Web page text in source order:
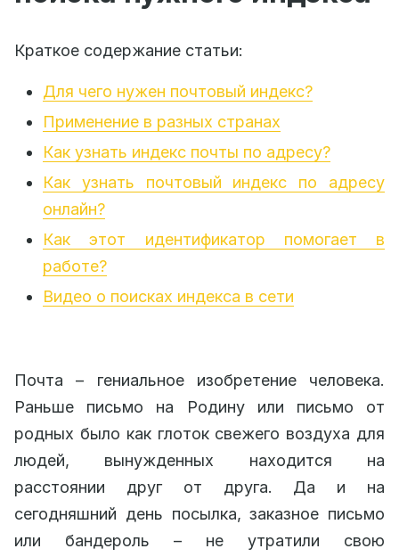
Краткое содержание статьи:
Для чего нужен почтовый индекс?
Применение в разных странах
Как узнать индекс почты по адресу?
Как узнать почтовый индекс по адресу
онлайн?
Как этот идентификатор помогает в
работе?
Видео о поисках индекса в сети
Почта – гениальное изобретение человека.
Раньше письмо на Родину или письмо от
родных было как глоток свежего воздуха для
людей, вынужденных находится на
расстоянии друг от друга. Да и на
сегодняшний день посылка, заказное письмо
или бандероль – не утратили свою